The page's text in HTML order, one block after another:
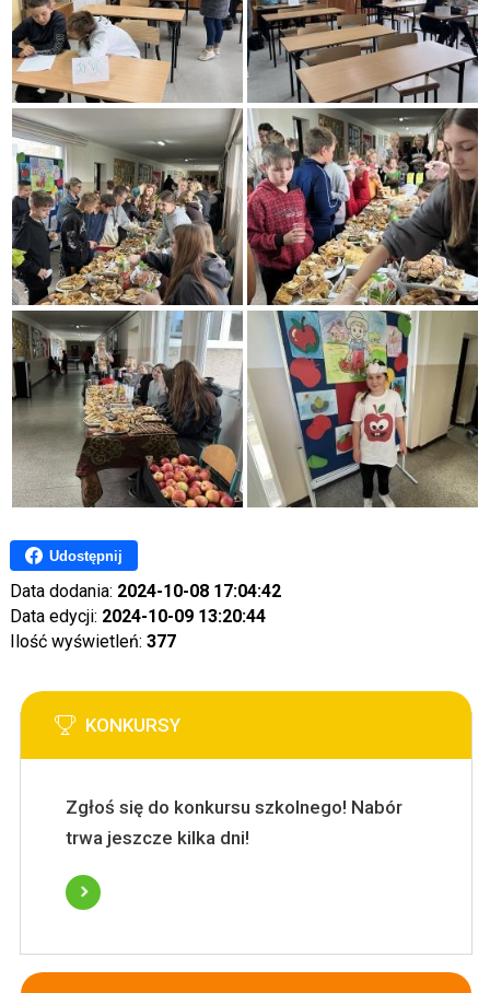
Udostępnij
Data dodania: 2024-10-08 17:04:42
Data edycji: 2024-10-09 13:20:44
Ilość wyświetleń: 377
KONKURSY
Zgłoś się do konkursu szkolnego! Nabór
trwa jeszcze kilka dni!